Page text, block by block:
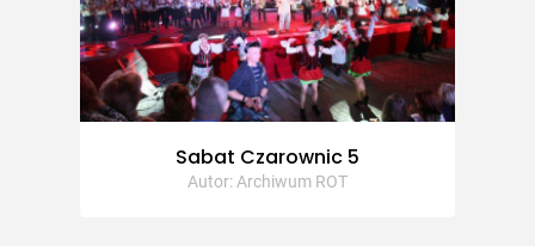
Sabat Czarownic 5
Autor: Archiwum ROT